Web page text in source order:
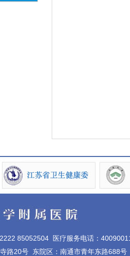
85052504 医疗服务电话：
路20号 东院区：南通市青年东路688号